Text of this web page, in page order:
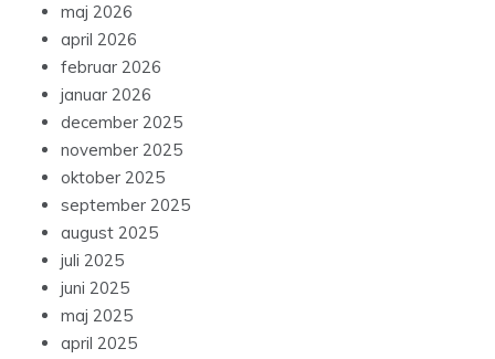
maj 2026
april 2026
februar 2026
januar 2026
december 2025
november 2025
oktober 2025
september 2025
august 2025
juli 2025
juni 2025
maj 2025
april 2025